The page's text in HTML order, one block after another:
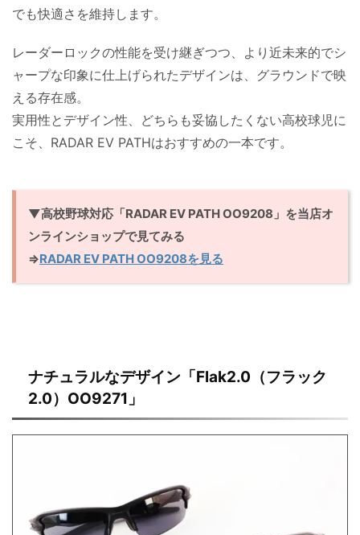
でも快適さを維持します。
レーダーロックの性能を受け継ぎつつ、より近未来的でシ
ャープな印象に仕上げられたデザインは、グラウンドで映
える存在感。
実用性とデザイン性、どちらも妥協したくない高校球児に
こそ、RADAR EV PATHはおすすめの一本です。
▼高校野球対応「RADAR EV PATH OO9208」を当店オ
ンラインショップで見てみる
⇒RADAR EV PATH OO9208を見る
ナチュラルなデザイン「Flak2.0（フラック
2.0）OO9271」